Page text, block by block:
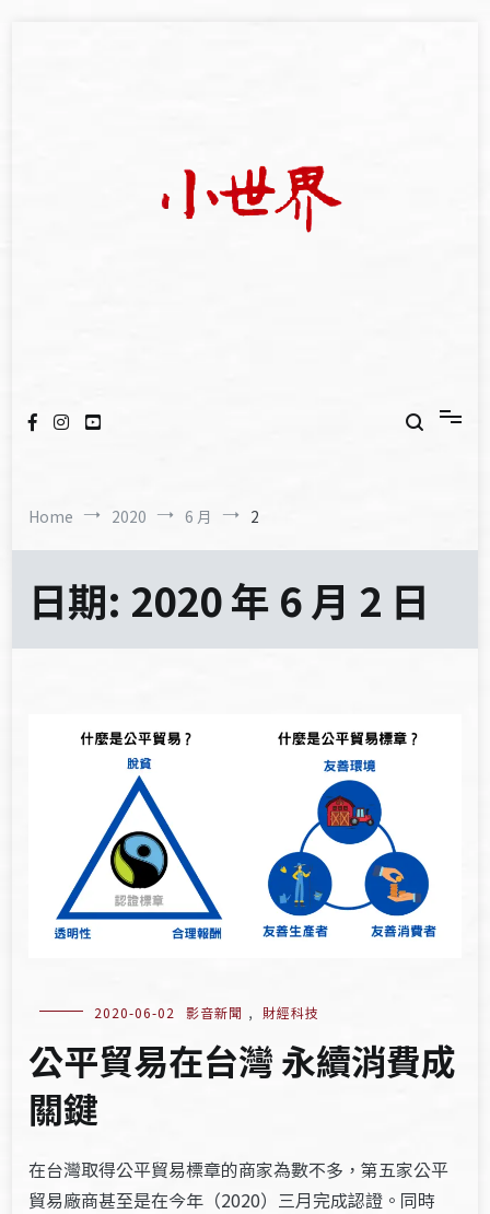
Home 2020 6 月 2
日期: 2020 年 6 月 2 日
2020-06-02 影音新聞 , 財經科技
公平貿易在台灣 永續消費成
關鍵
在台灣取得公平貿易標章的商家為數不多，第五家公平
貿易廠商甚至是在今年（2020）三月完成認證。同時